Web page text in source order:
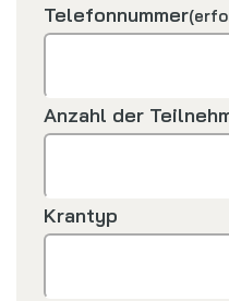
Telefonnummer
Anzahl der
Krantyp